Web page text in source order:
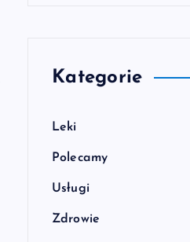
Kategorie
Leki
Polecamy
Usługi
Zdrowie